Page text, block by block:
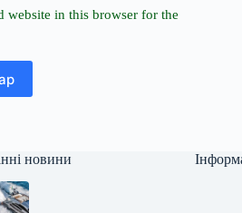
website in this browser for the
новини